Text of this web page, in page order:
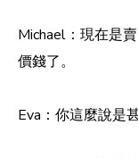
Michael：現在是
價錢了。
Eva：你這麼說是